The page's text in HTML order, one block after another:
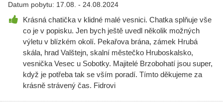
Datum pobytu: 17.08. - 24.08.2024
Krásná chatička v klidné malé vesnici. Chatka splňuje vše
co je v popisku. Jen bych ještě uvedl několik možných
výletu v blízkém okolí. Pekařova brána, zámek Hrubá
skála, hrad Valštejn, skalní městečko Hruboskalsko,
vesnička Vesec u Sobotky. Majitelé Brzobohatí jsou super,
když je potřeba tak se vším poradí. Tímto děkujeme za
krásně strávený čas. Fidrovi